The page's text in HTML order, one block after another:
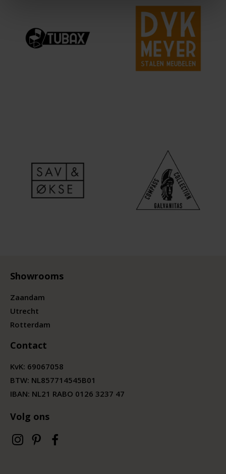
Showrooms
Zaandam
Utrecht
Rotterdam
Contact
KvK: 69067058
BTW: NL857714545B01
IBAN: NL21 RABO 0126 3237 47
Volg ons